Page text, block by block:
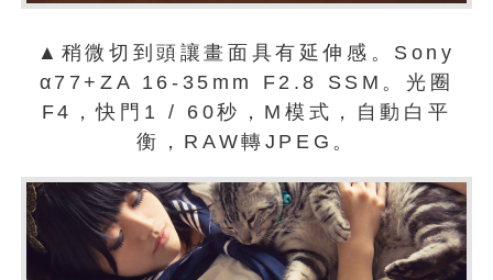
▲稍微切到頭讓畫面具有延伸感。Sony
α77+ZA 16-35mm F2.8 SSM。光圈
F4，快門1 / 60秒，M模式，自動白平
衡，RAW轉JPEG。